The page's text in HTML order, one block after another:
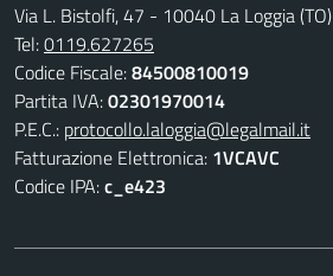
Via L. Bistolfi, 47 - 10040 La Loggia (TO)
Tel:0119.627265
Codice Fiscale:84500810019
Partita IVA:02301970014
P.E.C.: protocollo.laloggia@legalmail.it
Fatturazione Elettronica: 1VCAVC
Codice IPA:c_e423